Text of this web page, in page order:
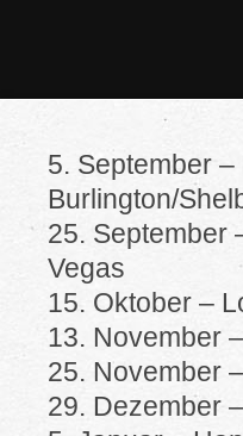
5. September
Burlington/
25. September
Vegas
15. Oktober –
13. November
25. November
29. Dezember